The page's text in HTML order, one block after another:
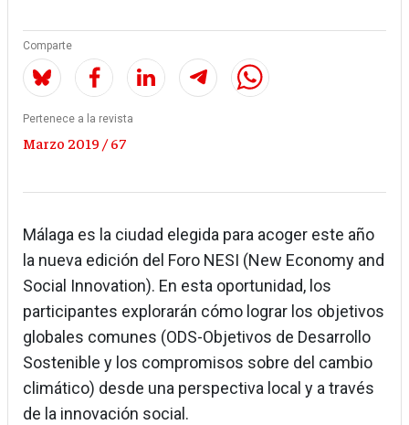
Comparte
Pertenece a la revista
Marzo 2019 / 67
Málaga es la ciudad elegida para acoger este año
la nueva edición del Foro NESI (New Economy and
Social Innovation). En esta oportunidad, los
participantes explorarán cómo lograr los objetivos
globales comunes (ODS-Objetivos de Desarrollo
Sostenible y los compromisos sobre del cambio
climático) desde una perspectiva local y a través
de la innovación social.